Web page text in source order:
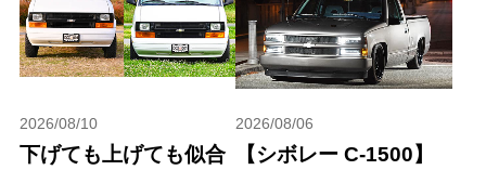
2026/08/10
下げても上げても似合
2026/08/06
【シボレー C-1500】